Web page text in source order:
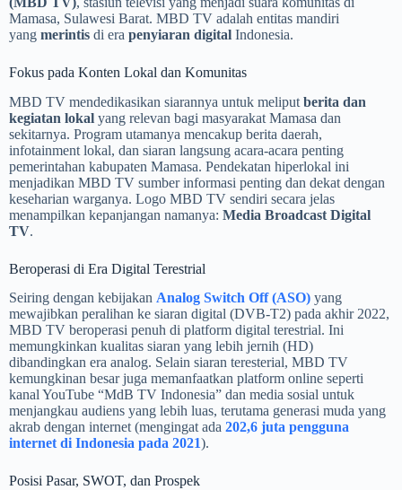
Mamasa, Sulawesi Barat. MBD TV adalah entitas mandiri
yang merintis di era penyiaran digital Indonesia.
Fokus pada Konten Lokal dan Komunitas
MBD TV mendedikasikan siarannya untuk meliput berita dan
kegiatan lokal yang relevan bagi masyarakat Mamasa dan
sekitarnya. Program utamanya mencakup berita daerah,
infotainment lokal, dan siaran langsung acara-acara penting
pemerintahan kabupaten Mamasa. Pendekatan hiperlokal ini
menjadikan MBD TV sumber informasi penting dan dekat dengan
keseharian warganya. Logo MBD TV sendiri secara jelas
menampilkan kepanjangan namanya: Media Broadcast Digital
TV.
Beroperasi di Era Digital Terestrial
Seiring dengan kebijakan Analog Switch Off (ASO) yang
mewajibkan peralihan ke siaran digital (DVB-T2) pada akhir 2022,
MBD TV beroperasi penuh di platform digital terestrial. Ini
memungkinkan kualitas siaran yang lebih jernih (HD)
dibandingkan era analog. Selain siaran teresterial, MBD TV
kemungkinan besar juga memanfaatkan platform online seperti
kanal YouTube “MdB TV Indonesia” dan media sosial untuk
menjangkau audiens yang lebih luas, terutama generasi muda yang
akrab dengan internet (mengingat ada 202,6 juta pengguna
internet di Indonesia pada 2021).
Posisi Pasar, SWOT, dan Prospek